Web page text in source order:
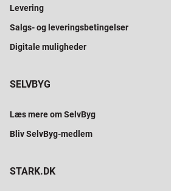
Levering
Salgs- og leveringsbetingelser
Digitale muligheder
SELVBYG
Læs mere om SelvByg
Bliv SelvByg-medlem
STARK.DK